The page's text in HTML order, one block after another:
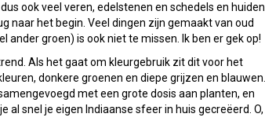
ook veel veren, edelstenen en schedels en huiden
naar het begin. Veel dingen zijn gemaakt van oud
ander groen) is ook niet te missen. Ik ben er gek op!
Als het gaat om kleurgebruik zit dit voor het
donkere groenen en diepe grijzen en blauwen.
met een grote dosis aan planten, en
al snel je eigen Indiaanse sfeer in huis gecreëerd. O,